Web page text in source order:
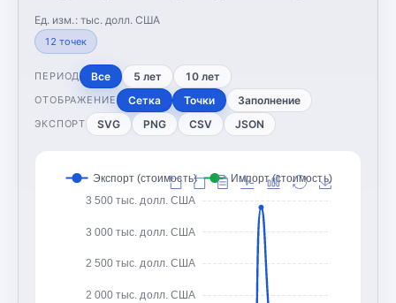
Ед. изм.: тыс. долл. США
12 точек
ПЕРИОД Все 5 лет 10 лет
ОТОБРАЖЕНИЕ Сетка Точки Заполнение
ЭКСПОРТ SVG PNG CSV JSON
2 000 тыс. долл. США
2 500 тыс. долл. США
3 000 тыс. долл. США
3 500 тыс. долл. США
Экспорт (стоимость) Импорт (стоимость)